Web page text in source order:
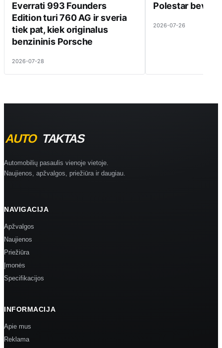
Everrati 993 Founders
Edition turi 760 AG ir sveria
tiek pat, kiek originalus
benzininis Porsche
2026-07-28
Polestar beveik
2026-07-26
Automobilių pasaulis vienoje vietoje.
Naujienos, apžvalgos, priežiūra ir daugiau.
NAVIGACIJA
Apžvalgos
Naujienos
Priežiūra
Įmonės
Specifikacijos
INFORMACIJA
Apie mus
Reklama